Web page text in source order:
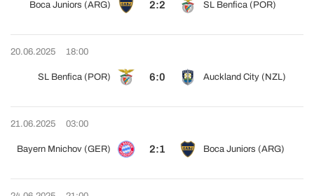
Boca Juniors (ARG) 2:2 SL Benfica (POR)
20.06.2025 18:00
SL Benfica (POR) 6:0 Auckland City (NZL)
21.06.2025 03:00
Bayern Mnichov (GER) 2:1 Boca Juniors (ARG)